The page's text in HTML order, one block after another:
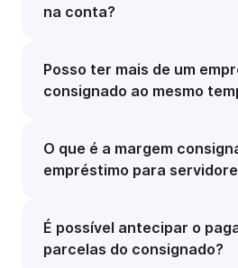
na conta?
Posso ter mais de um
consignado ao mesmo
O que é a margem
empréstimo para
É possível antecipar o
parcelas do consignado?